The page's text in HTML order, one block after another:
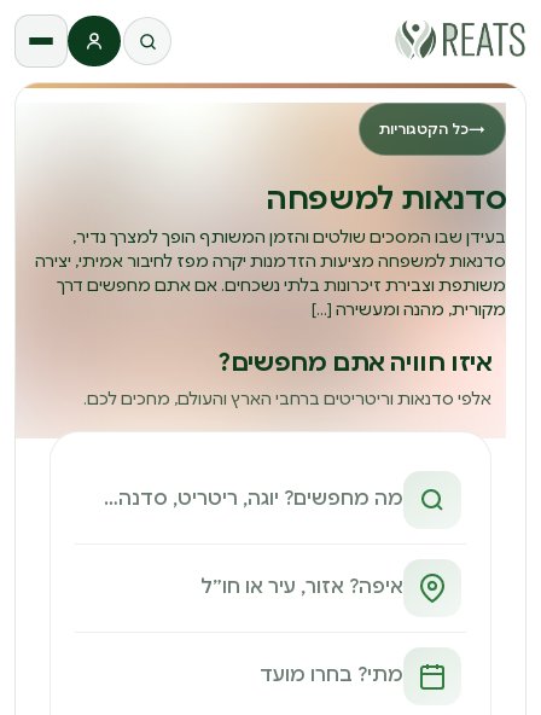
התחברות
→כל הקטגוריות
סדנאות למשפחה
בעידן שבו המסכים שולטים והזמן המשותף הופך למצרך נדיר,
סדנאות למשפחה מציעות הזדמנות יקרה מפז לחיבור אמיתי, יצירה
משותפת וצבירת זיכרונות בלתי נשכחים. אם אתם מחפשים דרך
מקורית, מהנה ומעשירה […]
איזו חוויה אתם מחפשים?
אלפי סדנאות וריטריטים ברחבי הארץ והעולם, מחכים לכם.